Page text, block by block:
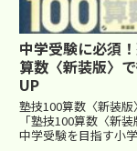
中学受験に必須
算数〈新装版〉
UP
塾技100算数〈新装
「塾技100算数〈新装
中学受験を目指す小